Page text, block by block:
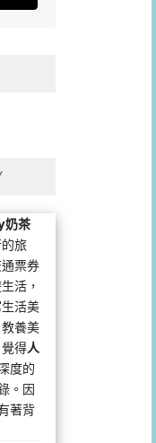
茶
旅
票券
活，
活美
養美
得人
度的
。因
著背